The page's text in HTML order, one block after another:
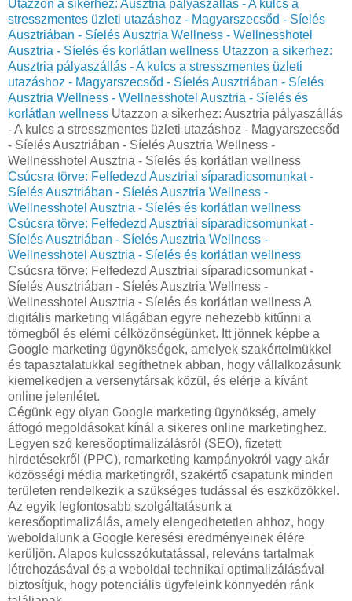
Utazzon a sikerhez: Ausztria pályaszállás - A kulcs a
stresszmentes üzleti utazáshoz - Magyarszecsőd - Síelés
Ausztriában - Síelés Ausztria Wellness - Wellnesshotel
Ausztria - Síelés és korlátlan wellness Utazzon a sikerhez:
Ausztria pályaszállás - A kulcs a stresszmentes üzleti
utazáshoz - Magyarszecsőd - Síelés Ausztriában - Síelés
Ausztria Wellness - Wellnesshotel Ausztria - Síelés és
korlátlan wellness Utazzon a sikerhez: Ausztria pályaszállás
- A kulcs a stresszmentes üzleti utazáshoz - Magyarszecsőd
- Síelés Ausztriában - Síelés Ausztria Wellness -
Wellnesshotel Ausztria - Síelés és korlátlan wellness
Csúcsra törve: Felfedezd Ausztriai síparadicsomunkat -
Síelés Ausztriában - Síelés Ausztria Wellness -
Wellnesshotel Ausztria - Síelés és korlátlan wellness
Csúcsra törve: Felfedezd Ausztriai síparadicsomunkat -
Síelés Ausztriában - Síelés Ausztria Wellness -
Wellnesshotel Ausztria - Síelés és korlátlan wellness
Csúcsra törve: Felfedezd Ausztriai síparadicsomunkat -
Síelés Ausztriában - Síelés Ausztria Wellness -
Wellnesshotel Ausztria - Síelés és korlátlan wellness A
digitális marketing világában egyre nehezebb kitűnni a
tömegből és elérni célközönségünket. Itt jönnek képbe a
Google marketing ügynökségek, amelyek szakértelmükkel
és tapasztalatukkal segíthetnek abban, hogy vállalkozásunk
kiemelkedjen a versenytársak közül, és elérje a kívánt
online jelenlétet.
Cégünk egy olyan Google marketing ügynökség, amely
átfogó megoldásokat kínál a sikeres online marketinghez.
Legyen szó keresőoptimalizálásról (SEO), fizetett
hirdetésekről (PPC), remarketing kampányokról vagy akár
közösségi média marketingről, szakértő csapatunk minden
területen rendelkezik a szükséges tudással és eszközökkel.
Az egyik legfontosabb szolgáltatásunk a
keresőoptimalizálás, amely elengedhetetlen ahhoz, hogy
weboldalunk a Google keresési eredményeinek élére
kerüljön. Alapos kulcsszókutatással, releváns tartalmak
létrehozásával és a weboldal technikai optimalizálásával
biztosítjuk, hogy potenciális ügyfeleink könnyedén ránk